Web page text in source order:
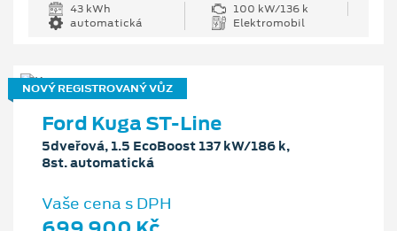
43 kWh
100 kW/136 k
automatická
Elektromobil
NOVÝ REGISTROVANÝ VŮZ
Ford Kuga ST-Line
5dveřová, 1.5 EcoBoost 137 kW/186 k,
8st. automatická
Vaše cena s DPH